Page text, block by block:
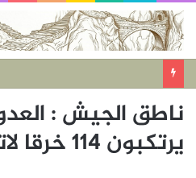
ناطق الجيش :
يرتكبون 114 خرقا لاتفاق اطلاق النار